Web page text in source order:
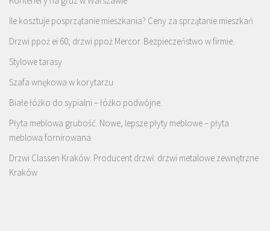
Ile kosztuje posprzątanie mieszkania? Ceny za sprzątanie mieszkań
Drzwi ppoż ei 60, drzwi ppoż Mercor. Bezpieczeństwo w firmie.
Stylowe tarasy
Szafa wnękowa w korytarzu
Białe łóżko do sypialni – łóżko podwójne.
Płyta meblowa grubość. Nowe, lepsze płyty meblowe – płyta
meblowa fornirowana
Drzwi Classen Kraków. Producent drzwi: drzwi metalowe zewnętrzne
Kraków